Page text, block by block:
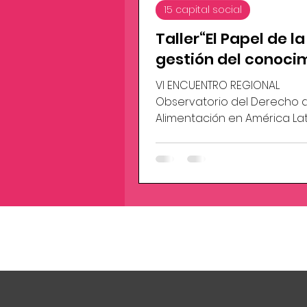
Taller“El Papel de la
gestión del
para la aplicación
efectiva del
Humano a la
Alimentación en
Latina y el Caribe
marco de los
de Desarrollo
VI ENCUENTRO REGIONAL
Observatorio del Derecho
Alimentación en América
15 capital social